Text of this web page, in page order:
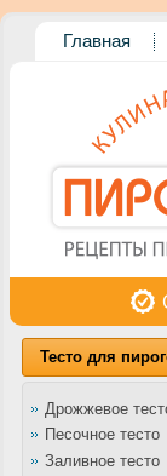
Главная
Тесто для
Дрожжевое
Песочное тесто
Заливное тесто